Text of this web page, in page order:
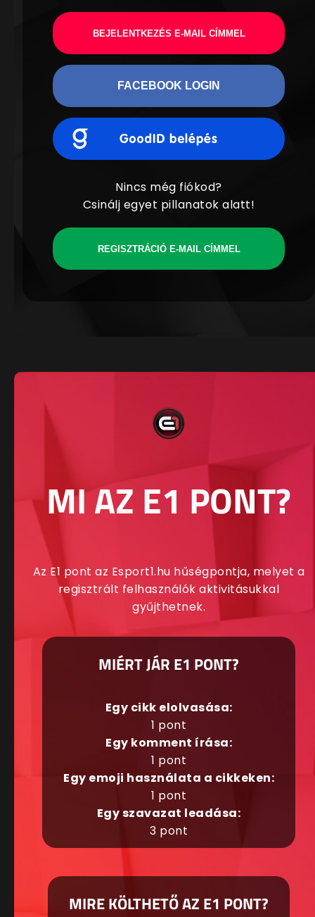
BEJELENTKEZÉS E-MAIL CÍMMEL
FACEBOOK LOGIN
Nincs még fiókod?
Csinálj egyet pillanatok alatt!
REGISZTRÁCIÓ E-MAIL CÍMMEL
MI AZ E1 PONT?
Az E1 pont az Esport1.hu hűségpontja, melyet a
regisztrált felhasználók aktivitásukkal
gyűjthetnek.
MIÉRT JÁR E1 PONT?
Egy cikk elolvasása:
1 pont
Egy komment írása:
1 pont
Egy emoji használata a cikkeken:
1 pont
Egy szavazat leadása:
3 pont
MIRE KÖLTHETŐ AZ E1 PONT?